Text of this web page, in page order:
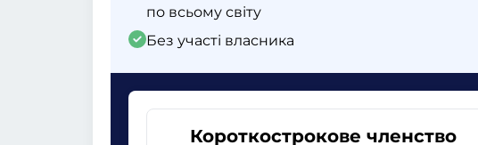
по всьому світу
Без участі власника
Короткострокове членство